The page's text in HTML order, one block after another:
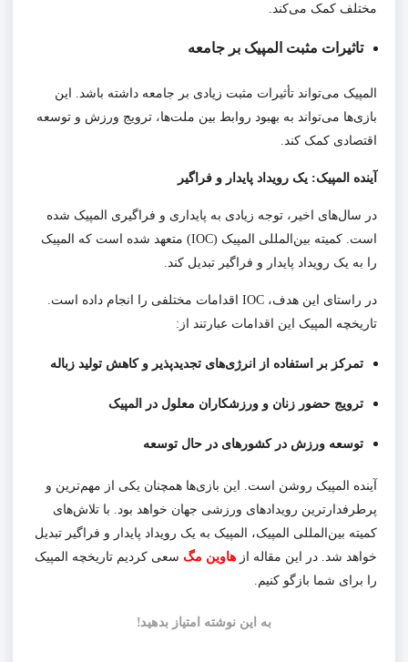
مختلف کمک می‌کند.
تاثیرات مثبت المپیک بر جامعه
المپیک می‌تواند تأثیرات مثبت زیادی بر جامعه داشته باشد. این
بازی‌ها می‌تواند به بهبود روابط بین ملت‌ها، ترویج ورزش و توسعه
اقتصادی کمک کند.
آینده المپیک: یک رویداد پایدار و فراگیر
در سال‌های اخیر، توجه زیادی به پایداری و فراگیری المپیک شده
است. کمیته بین‌المللی المپیک (IOC) متعهد شده است که المپیک
را به یک رویداد پایدار و فراگیر تبدیل کند.
در راستای این هدف، IOC اقدامات مختلفی را انجام داده است.
تاریخچه المپیک این اقدامات عبارتند از:
تمرکز بر استفاده از انرژی‌های تجدیدپذیر و کاهش تولید زباله
ترویج حضور زنان و ورزشکاران معلول در المپیک
توسعه ورزش در کشورهای در حال توسعه
آینده المپیک روشن است. این بازی‌ها همچنان یکی از مهم‌ترین و
پرطرفدارترین رویدادهای ورزشی جهان خواهد بود. با تلاش‌های
کمیته بین‌المللی المپیک، المپیک به یک رویداد پایدار و فراگیر تبدیل
خواهد شد. در این مقاله ازهاوین مگ سعی کردیم تاریخچه المپیک
را برای شما بازگو کنیم.
به این نوشته امتیاز بدهید!